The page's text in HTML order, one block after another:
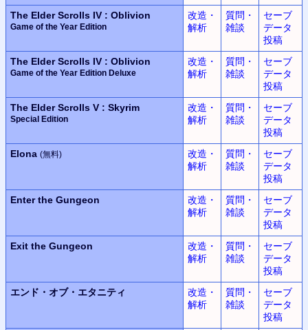
The Elder Scrolls IV : Oblivion
Game of the Year Edition
改造・
解析
質問・
雑談
セーブ
データ
投稿
The Elder Scrolls IV : Oblivion
Game of the Year Edition Deluxe
改造・
解析
質問・
雑談
セーブ
データ
投稿
The Elder Scrolls V : Skyrim
Special Edition
改造・
解析
質問・
雑談
セーブ
データ
投稿
Elona (無料)
改造・
解析
質問・
雑談
セーブ
データ
投稿
Enter the Gungeon
改造・
解析
質問・
雑談
セーブ
データ
投稿
Exit the Gungeon
改造・
解析
質問・
雑談
セーブ
データ
投稿
エンド・オブ・エタニティ
改造・
解析
質問・
雑談
セーブ
データ
投稿